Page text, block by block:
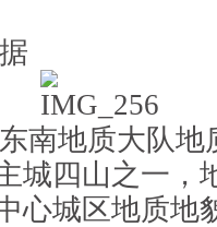
南地质大队地
城四山之一，
心城区地质地